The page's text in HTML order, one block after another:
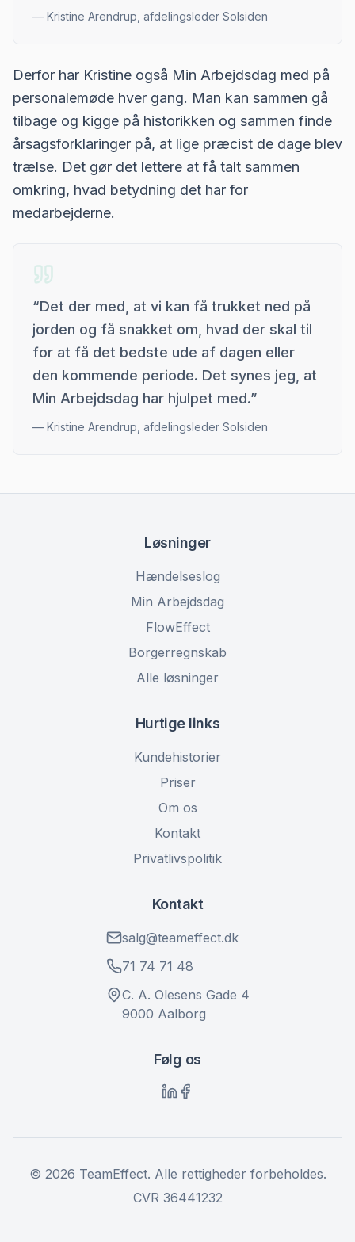
— Kristine Arendrup, afdelingsleder Solsiden
Derfor har Kristine også Min Arbejdsdag med på
personalemøde hver gang. Man kan sammen gå
tilbage og kigge på historikken og sammen finde
årsagsforklaringer på, at lige præcist de dage blev
trælse. Det gør det lettere at få talt sammen
omkring, hvad betydning det har for
medarbejderne.
“Det der med, at vi kan få trukket ned på
jorden og få snakket om, hvad der skal til
for at få det bedste ude af dagen eller
den kommende periode. Det synes jeg, at
Min Arbejdsdag har hjulpet med.”
— Kristine Arendrup, afdelingsleder Solsiden
Løsninger
Hændelseslog
Min Arbejdsdag
FlowEffect
Borgerregnskab
Alle løsninger
Hurtige links
Kundehistorier
Priser
Om os
Kontakt
Privatlivspolitik
Kontakt
salg@teameffect.dk
71 74 71 48
C. A. Olesens Gade 4
9000 Aalborg
Følg os
© 2026 TeamEffect. Alle rettigheder forbeholdes.
CVR 36441232